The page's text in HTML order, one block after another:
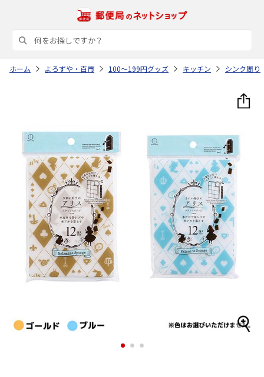
ホーム よろずや・百市 100～199円グッズ キッチン シンク周り
1 2 3